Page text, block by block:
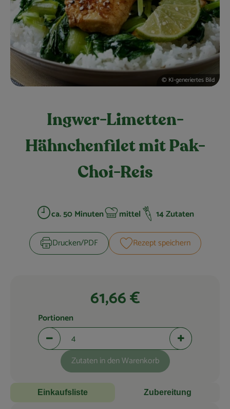
Obst & Gemüse
Kühltheke
Bäckerei
Vorratskammer
Kosmetik
Haus, Garten & Co.
Über uns
Blog
© KI-generiertes Bild
Ingwer-Limetten-
Hähnchenfilet mit Pak-
Choi-Reis
Zubreitungszeit:
ca. 50 MinutenSchwierigkeit:
mittel 14 Zutaten
Drucken​/​PDF Rezept speichern
61,66 €
Portionen verringern (aktuell 4 Portionen ausgewählt)
Portionen
Portionen
Zutaten in den Warenkorb
Einkaufsliste Zubereitung